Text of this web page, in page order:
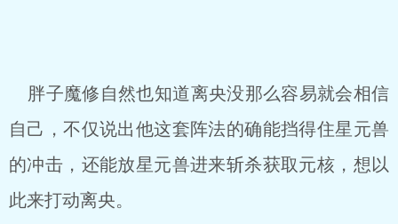
胖子魔修自然也知道离央没那么容易就会相信
自己，不仅说出他这套阵法的确能挡得住星元兽
的冲击，还能放星元兽进来斩杀获取元核，想以
此来打动离央。